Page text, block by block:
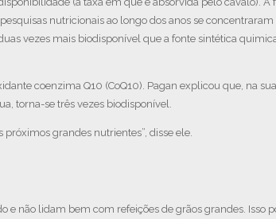
nutricionais ao longo dos anos se concentraram
vezes mais biodisponível que a fonte sintética
coenzima Q10 (CoQ10). Pagan explicou que, na
torna-se três vezes biodisponível.
grandes nutrientes”, disse ele.
não lidam bem com refeições de grãos grandes. Isso